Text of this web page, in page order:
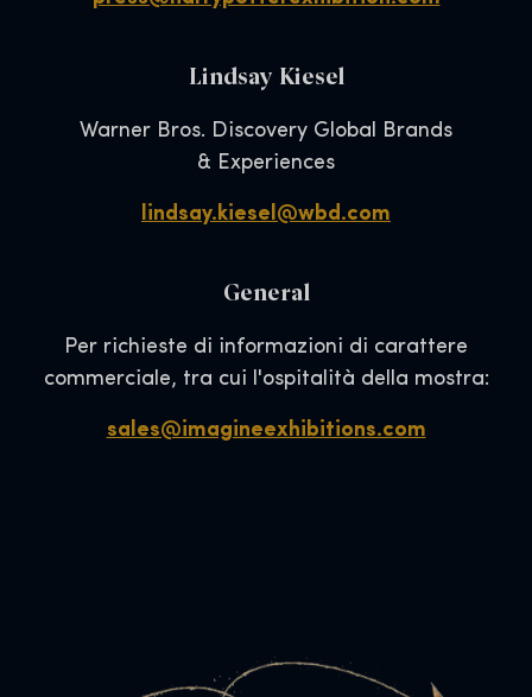
Lindsay Kiesel
Warner Bros. Discovery Global Brands
& Experiences
lindsay.kiesel@wbd.com
General
Per richieste di informazioni di carattere
commerciale, tra cui l'ospitalità della mostra:
sales@imagineexhibitions.com